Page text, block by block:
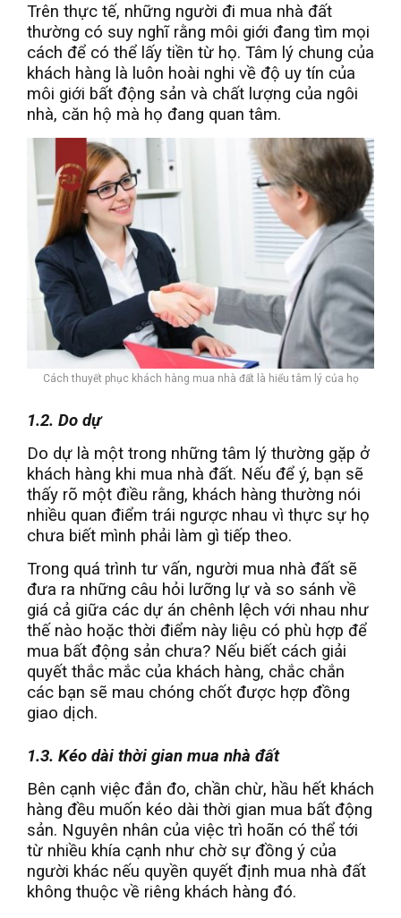
Trên thực tế, những người đi mua nhà đất
thường có suy nghĩ rằng môi giới đang tìm mọi
cách để có thể lấy tiền từ họ. Tâm lý chung của
khách hàng là luôn hoài nghi về độ uy tín của
môi giới bất động sản và chất lượng của ngôi
nhà, căn hộ mà họ đang quan tâm.
Cách thuyết phục khách hàng mua nhà đất là hiểu tâm lý của họ
1.2. Do dự
Do dự là một trong những tâm lý thường gặp ở
khách hàng khi mua nhà đất. Nếu để ý, bạn sẽ
thấy rõ một điều rằng, khách hàng thường nói
nhiều quan điểm trái ngược nhau vì thực sự họ
chưa biết mình phải làm gì tiếp theo.
Trong quá trình tư vấn, người mua nhà đất sẽ
đưa ra những câu hỏi lưỡng lự và so sánh về
giá cả giữa các dự án chênh lệch với nhau như
thế nào hoặc thời điểm này liệu có phù hợp để
mua bất động sản chưa? Nếu biết cách giải
quyết thắc mắc của khách hàng, chắc chắn
các bạn sẽ mau chóng chốt được hợp đồng
giao dịch.
1.3. Kéo dài thời gian mua nhà đất
Bên cạnh việc đắn đo, chần chừ, hầu hết khách
hàng đều muốn kéo dài thời gian mua bất động
sản. Nguyên nhân của việc trì hoãn có thể tới
từ nhiều khía cạnh như chờ sự đồng ý của
người khác nếu quyền quyết định mua nhà đất
không thuộc về riêng khách hàng đó.